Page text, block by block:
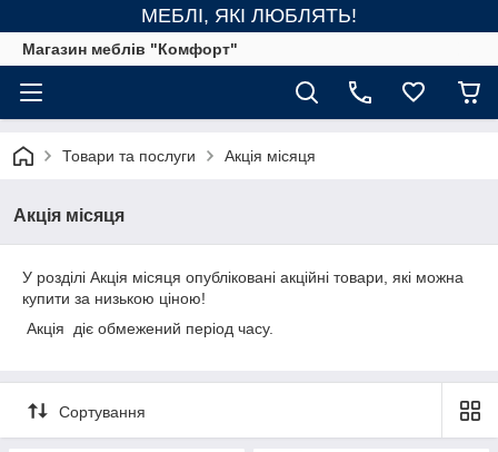
МЕБЛІ, ЯКІ ЛЮБЛЯТЬ!
Магазин меблів "Комфорт"
Товари та послуги Акція місяця
Акція місяця
У розділі Акція місяця опубліковані акційні товари, які можна
купити за низькою ціною!
Акція діє обмежений період часу.
Сортування